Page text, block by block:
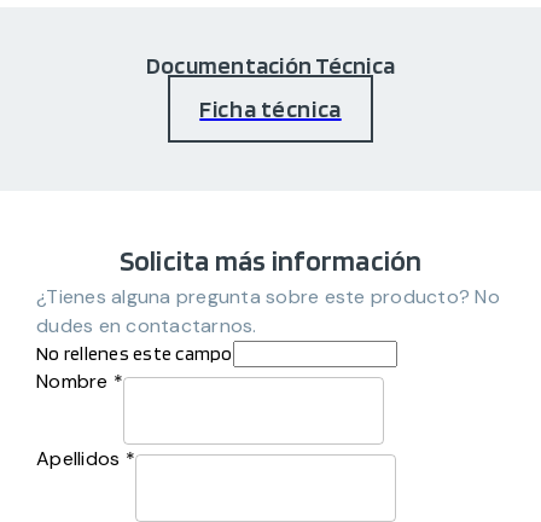
Documentación Técnica
Ficha técnica
Solicita más información
¿Tienes alguna pregunta sobre este producto? No
dudes en contactarnos.
No rellenes este campo
Nombre *
Apellidos *